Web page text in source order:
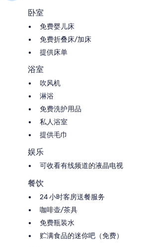
卧室
免费婴儿床
免费折叠床/加床
提供床单
浴室
吹风机
淋浴
免费洗护用品
私人浴室
提供毛巾
娱乐
可收看有线频道的液晶电视
餐饮
24 小时客房送餐服务
咖啡壶/茶具
免费瓶装水
贮满食品的迷你吧（免费）